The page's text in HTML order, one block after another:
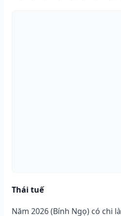
Thái tuế
Năm 2026 (Bính Ngọ) có chi là